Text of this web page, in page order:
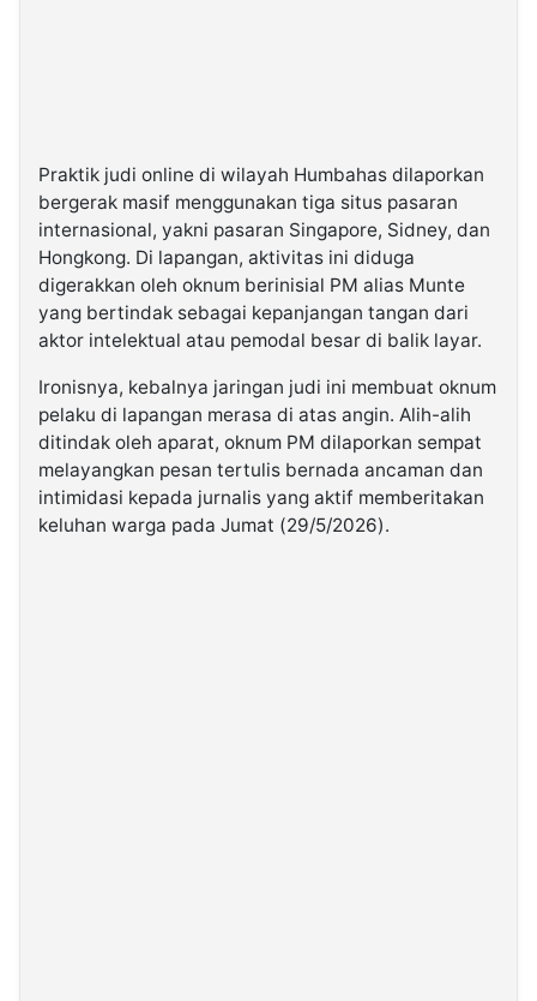
Praktik judi online di wilayah Humbahas dilaporkan
bergerak masif menggunakan tiga situs pasaran
internasional, yakni pasaran Singapore, Sidney, dan
Hongkong. Di lapangan, aktivitas ini diduga
digerakkan oleh oknum berinisial PM alias Munte
yang bertindak sebagai kepanjangan tangan dari
aktor intelektual atau pemodal besar di balik layar.
Ironisnya, kebalnya jaringan judi ini membuat oknum
pelaku di lapangan merasa di atas angin. Alih-alih
ditindak oleh aparat, oknum PM dilaporkan sempat
melayangkan pesan tertulis bernada ancaman dan
intimidasi kepada jurnalis yang aktif memberitakan
keluhan warga pada Jumat (29/5/2026).